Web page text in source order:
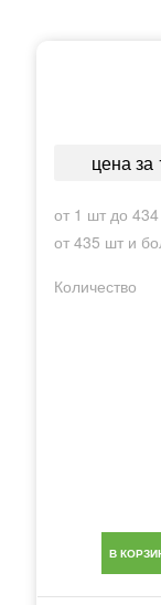
цена за
от 1 шт до
от 435 шт и
Количество
В